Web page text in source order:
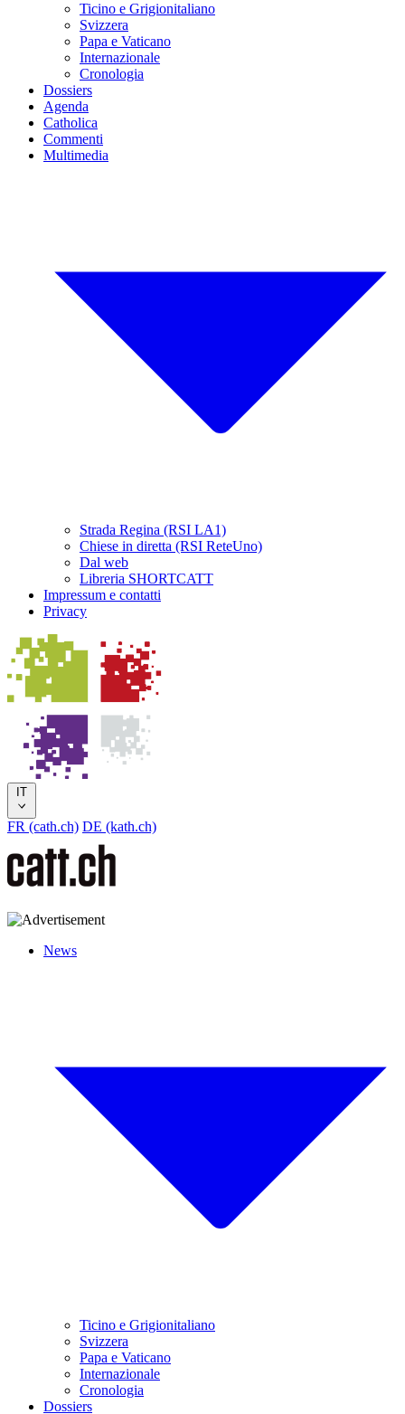
Ticino e Grigionitaliano
Svizzera
Papa e Vaticano
Internazionale
Cronologia
Dossiers
Agenda
Catholica
Commenti
Multimedia
Strada Regina (RSI LA1)
Chiese in diretta (RSI ReteUno)
Dal web
Libreria SHORTCATT
Impressum e contatti
Privacy
IT
FR (cath.ch) DE (kath.ch)
News
Ticino e Grigionitaliano
Svizzera
Papa e Vaticano
Internazionale
Cronologia
Dossiers